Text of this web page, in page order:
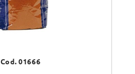
Cod. 01666